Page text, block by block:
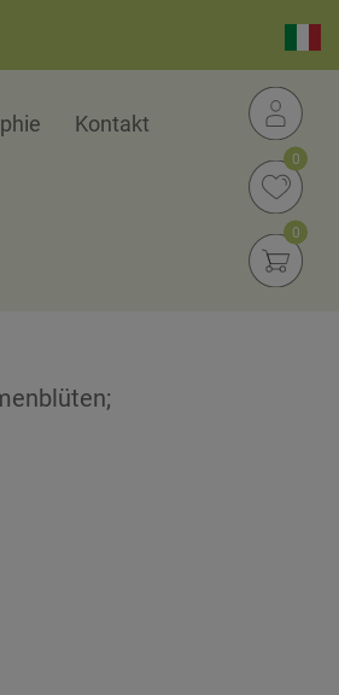
Kontakt
0
0